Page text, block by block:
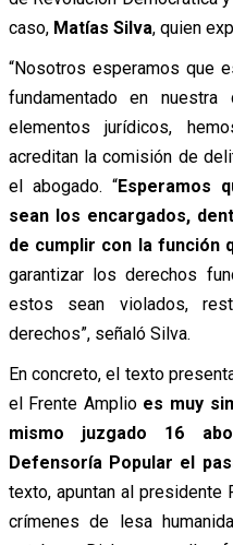
caso, Matías Silva, quien
“Nosotros esperamos que
fundamentado en
elementos jurídicos,
acreditan la comisión de
el abogado. “Esperamos
sean los encargados,
de cumplir con la función
garantizar los derechos
estos sean violados,
derechos”, señaló Silva.
En concreto, el texto
el Frente Amplio es muy
mismo juzgado 16
Defensoría Popular el
texto, apuntan al presidente
crímenes de lesa